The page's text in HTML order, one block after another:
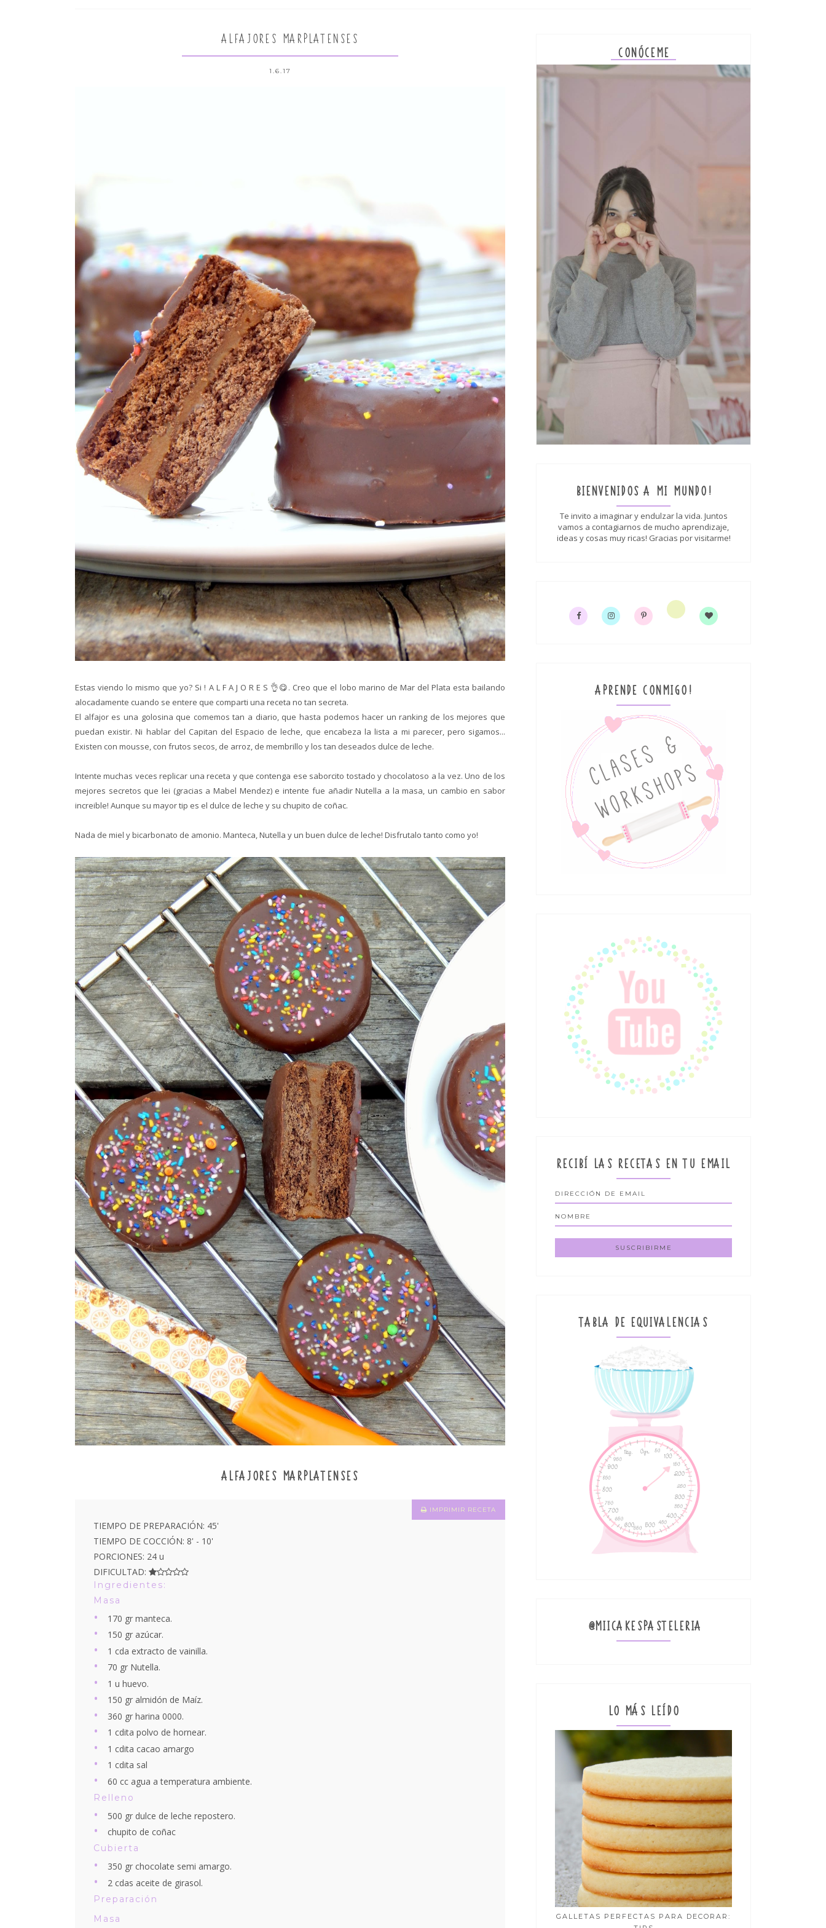
ALFAJORES MARPLATENSES
1.6.17
Estas viendo lo mismo que yo? Si ! A L F A J O R E S 👌😋. Creo que el lobo marino de Mar del Plata esta bailando
alocadamente cuando se entere que comparti una receta no tan secreta.
El alfajor es una golosina que comemos tan a diario, que hasta podemos hacer un ranking de los mejores que
puedan existir. Ni hablar del Capitan del Espacio de leche, que encabeza la lista a mi parecer, pero sigamos...
Existen con mousse, con frutos secos, de arroz, de membrillo y los tan deseados dulce de leche.
Intente muchas veces replicar una receta y que contenga ese saborcito tostado y chocolatoso a la vez. Uno de los
mejores secretos que lei (gracias a Mabel Mendez) e intente fue añadir Nutella a la masa, un cambio en sabor
increible! Aunque su mayor tip es el dulce de leche y su chupito de coñac.
Nada de miel y bicarbonato de amonio. Manteca, Nutella y un buen dulce de leche! Disfrutalo tanto como yo!
ALFAJORES MARPLATENSES
IMPRIMIR RECETA
TIEMPO DE PREPARACIÓN: 45'
TIEMPO DE COCCIÓN: 8' - 10'
PORCIONES: 24 u
DIFICULTAD:
Ingredientes:
Masa
170 gr manteca.
150 gr azúcar.
1 cda extracto de vainilla.
70 gr Nutella.
1 u huevo.
150 gr almidón de Maíz.
360 gr harina 0000.
1 cdita polvo de hornear.
1 cdita cacao amargo
1 cdita sal
60 cc agua a temperatura ambiente.
Relleno
500 gr dulce de leche repostero.
chupito de coñac
Cubierta
350 gr chocolate semi amargo.
2 cdas aceite de girasol.
Preparación
Masa
CONÓCEME
BIENVENIDOS A MI MUNDO!
Te invito a imaginar y endulzar la vida. Juntos
vamos a contagiarnos de mucho aprendizaje,
ideas y cosas muy ricas! Gracias por visitarme!
APRENDE CONMIGO!
RECIBÍ LAS RECETAS EN TU EMAIL
TABLA DE EQUIVALENCIAS
@MIICAKESPASTELERIA
LO MÁS LEÍDO
GALLETAS PERFECTAS PARA DECORAR: